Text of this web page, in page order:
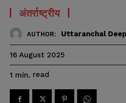
अंतर्राष्ट्रीय
AUTHOR: Uttaranchal Deep
16 August 2025
1 min. read